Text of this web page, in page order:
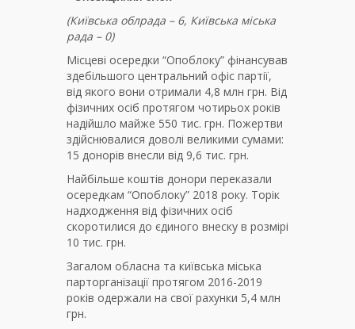
(Київська облрада – 6, Київська міська
рада – 0)
Місцеві осередки “Опоблоку” фінансував
здебільшого центральний офіс партії,
від якого вони отримали 4,8 млн грн. Від
фізичних осіб протягом чотирьох років
надійшло майже 550 тис. грн. Пожертви
здійснювалися доволі великими сумами:
15 донорів внесли від 9,6 тис. грн.
Найбільше коштів донори переказали
осередкам “Опоблоку” 2018 року. Торік
надходження від фізичних осіб
скоротилися до єдиного внеску в розмірі
10 тис. грн.
Загалом обласна та київська міська
парторганізації протягом 2016-2019
років одержали на свої рахунки 5,4 млн
грн.